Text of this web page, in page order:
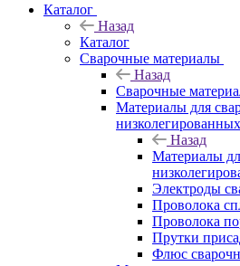
Каталог
Назад
Каталог
Сварочные материалы
Назад
Сварочные
Материалы для
Назад
Материалы
Электроды
Проволока
Проволока
Прутки
Флюс